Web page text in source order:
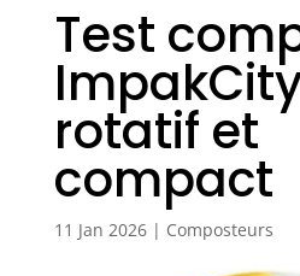
Test
rotatif et
compact
11 Jan 2026| Composteurs